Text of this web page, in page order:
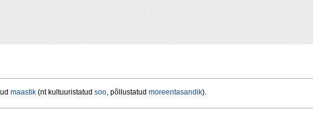
maastik (nt kultuuristatud soo, põllustatud moreentasandik).